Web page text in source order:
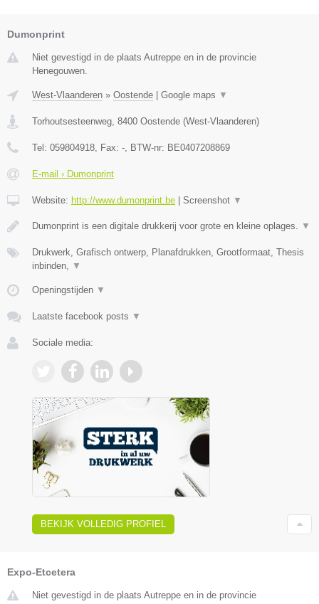
Dumonprint
Niet gevestigd in de plaats Autreppe en in de provincie
Henegouwen.
West-Vlaanderen » Oostende Google maps ▼
Torhoutsesteenweg 8400 Oostende (West-Vlaanderen)
Tel: 059804918 , Fax: - , BTW-nr: BE0407208869
E-mail › Dumonprint
Website: http://www.dumonprint.be Screenshot ▼
Dumonprint is een digitale drukkerij voor grote en kleine oplages. ▼
Drukwerk, Grafisch ontwerp, Planafdrukken, Grootformaat, Thesis
inbinden,
▼
Openingstijden ▼
Laatste facebook posts ▼
Sociale media:
BEKIJK VOLLEDIG PROFIEL
Expo-Etcetera
Niet gevestigd in de plaats Autreppe en in de provincie